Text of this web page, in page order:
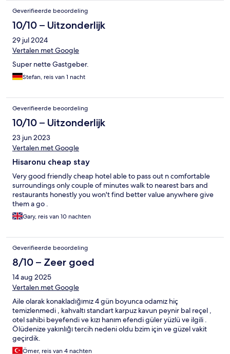
Geverifieerde beoordeling
10/10 – Uitzonderlijk
29 jul 2024
Vertalen met Google
Super nette Gastgeber.
Stefan, reis van 1 nacht
Geverifieerde beoordeling
10/10 – Uitzonderlijk
23 jun 2023
Vertalen met Google
Hisaronu cheap stay
Very good friendly cheap hotel able to pass out n comfortable
surroundings only couple of minutes walk to nearest bars and
restaurants honestly you won't find better value anywhere give
them a go .
Gary, reis van 10 nachten
Geverifieerde beoordeling
8/10 – Zeer goed
14 aug 2025
Vertalen met Google
Aile olarak konakladığımız 4 gün boyunca odamız hiç
temizlenmedi , kahvaltı standart karpuz kavun peynir bal reçel ,
otel sahibi beyefendi ve kızı hanım efendi güler yüzlü ve ilgili .
Ölüdenize yakınlığı tercih nedeni oldu bzim için ve güzel vakit
geçirdik.
Ömer, reis van 4 nachten